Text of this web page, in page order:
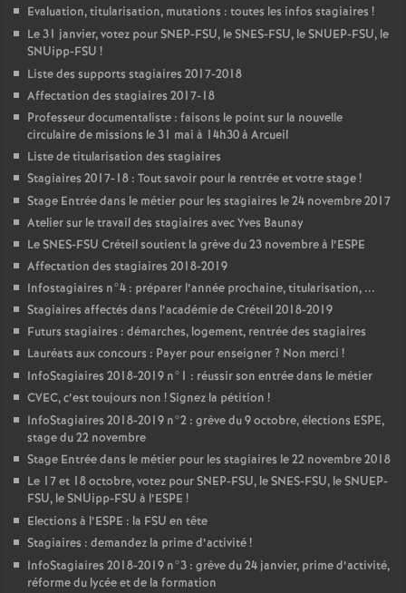
Evaluation, titularisation, mutations : toutes les infos stagiaires !
Le 31 janvier, votez pourSNEP-FSU, leSNES-FSU, leSNUEP-FSU, le
SNUipp-FSU !
Liste des supports stagiaires 2017-2018
Affectation des stagiaires 2017-18
Professeur documentaliste : faisons le point sur la nouvelle
circulaire de missions le 31 mai à 14h30 à Arcueil
Liste de titularisation des stagiaires
Stagiaires 2017-18 : Tout savoir pour la rentrée et votre stage!
Stage Entrée dans le métier pour les stagiaires le 24 novembre 2017
Atelier sur le travail des stagiaires avec Yves Baunay
LeSNES-FSU Créteil soutient la grève du 23 novembre à l’ESPE
Affectation des stagiaires 2018-2019
Infostagiaires n°4 : préparer l’année prochaine, titularisation, ...
Stagiaires affectés dans l’académie de Créteil 2018-2019
Futurs stagiaires : démarches, logement, rentrée des stagiaires
Lauréats aux concours : Payer pour enseigner? Non merci !
InfoStagiaires 2018-2019 n°1 : réussir son entrée dans le métier
CVEC, c’est toujours non ! Signez la pétition !
InfoStagiaires 2018-2019 n°2 : grève du 9 octobre, élections ESPE,
stage du 22 novembre
Stage Entrée dans le métier pour les stagiaires le 22 novembre 2018
Le 17 et 18 octobre, votez pourSNEP-FSU, leSNES-FSU, leSNUEP-
FSU, le SNUipp-FSU à l’ESPE !
Elections à l’ESPE : la FSU en tête
Stagiaires : demandez la prime d’activité!
InfoStagiaires 2018-2019 n°3 : grève du 24 janvier, prime d’activité,
réforme du lycée et de la formation